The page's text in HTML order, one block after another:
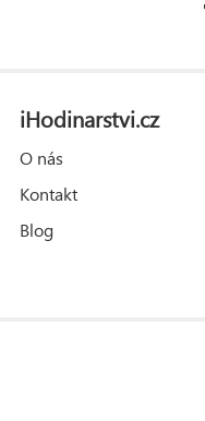
iHodinarstvi.cz
O nás
Kontakt
Blog